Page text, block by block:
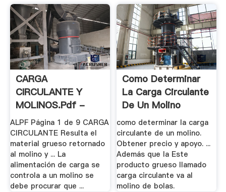
CARGA
CIRCULANTE Y
MOLINOS.pdf -
Documents
ALPF Página 1 de 9 CARGA
CIRCULANTE Resulta el
material grueso retornado
al molino y ... La
alimentación de carga se
controla a un molino se
debe procurar que ...
Como Determinar
La Carga Circulante
De Un Molino
como determinar la carga
circulante de un molino.
Obtener precio y apoyo. ...
Además que la Este
producto grueso llamado
carga circulante va al
molino de bolas.